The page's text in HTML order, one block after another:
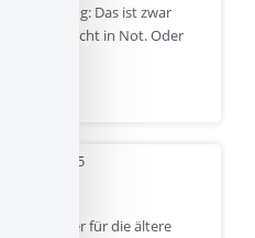
Erfahrung: Das ist zwar
mich nicht in Not. Oder
- 04-10-2025
mal locker für die ältere